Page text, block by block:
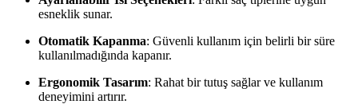
esneklik sunar.
Otomatik Kapanma: Güvenli kullanım için belirli bir süre
kullanılmadığında kapanır.
Ergonomik Tasarım: Rahat bir tutuş sağlar ve kullanım
deneyimini artırır.